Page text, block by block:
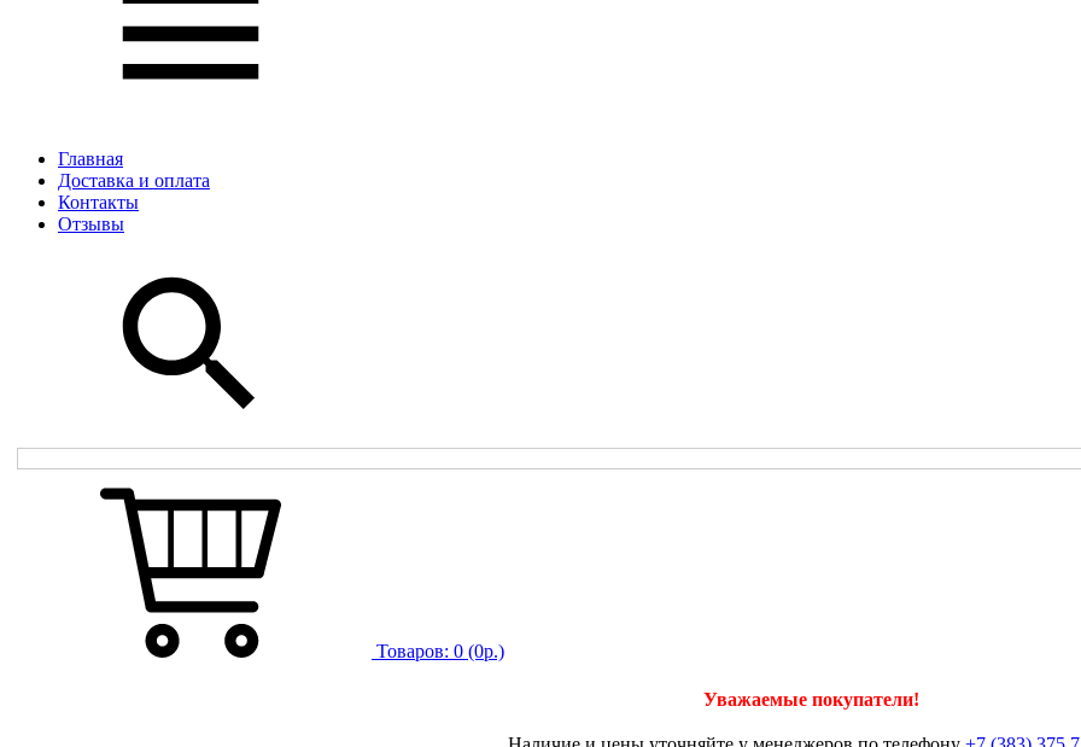
Главная
Доставка и оплата
Контакты
Отзывы
Товаров: 0 (0р.)
Уважаемые покупатели!